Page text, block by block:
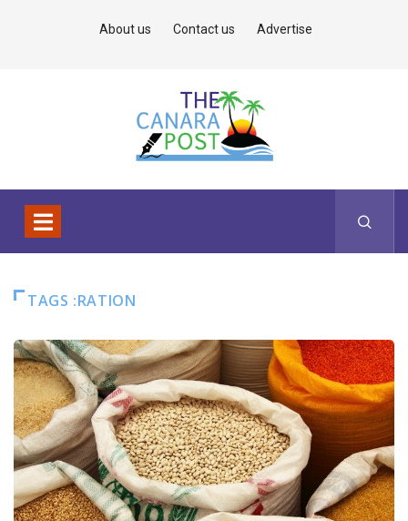
About us Contact us Advertise
TAGS :RATION